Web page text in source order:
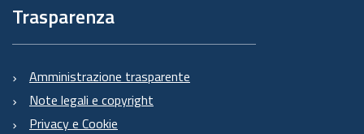
Trasparenza
Amministrazione trasparente
Note legali e copyright
Privacy e Cookie